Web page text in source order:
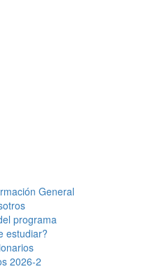
General
programa
estudiar?
2026-2